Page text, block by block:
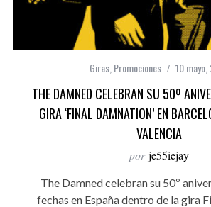
Giras, Promociones 10
THE DAMNED CELEBRAN SU 50º
GIRA ‘FINAL DAMNATION’ EN
VALENCIA
por je55iejay
The Damned celebran su 50º
fechas en España dentro de la gira